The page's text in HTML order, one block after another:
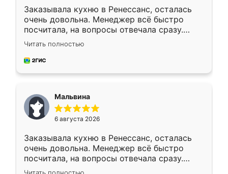
Заказывала кухню в Ренессанс, осталась
очень довольна. Менеджер всё быстро
посчитала, на вопросы отвечала сразу.
Замерщик приехал в субботу, подошёл к
делу со всей ответственностью. Собрали
за день, ребята работали аккуратно, даже
Читать полностью
Мальвина
6 августа 2026
Заказывала кухню в Ренессанс, осталась
очень довольна. Менеджер всё быстро
посчитала, на вопросы отвечала сразу.
Замерщик приехал в субботу, подошёл к